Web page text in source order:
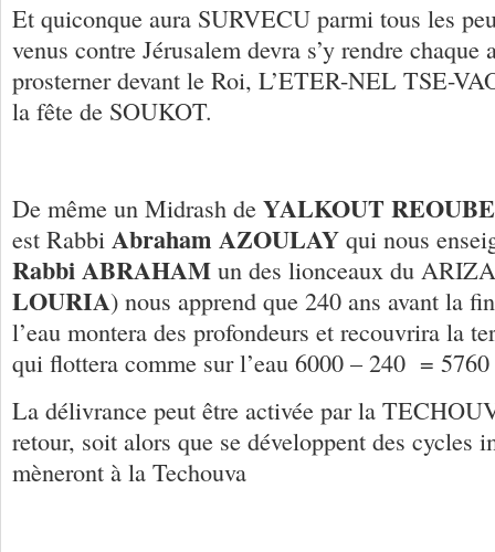
Et quiconque aura SURVECU parmi tous les
venus contre Jérusalem devra s’y rendre chaque
prosterner devant le Roi, L’ETER-NEL TSE-
la fête de SOUKOT.
De même un Midrash de YALKOUT
est Rabbi Abraham AZOULAY qui nous
Rabbi ABRAHAM un des lionceaux du
LOURIA) nous apprend que 240 ans avant la
l’eau montera des profondeurs et recouvrira la
qui flottera comme sur l’eau 6000 – 240 =
La délivrance peut être activée par la
retour, soit alors que se développent des cycles
mèneront à la Techouva